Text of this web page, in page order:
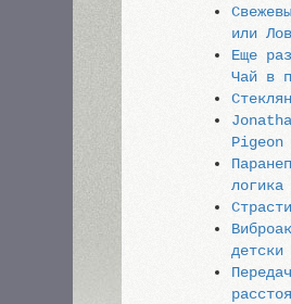
или
Еще
Чай в
Pigeon
логика
детски